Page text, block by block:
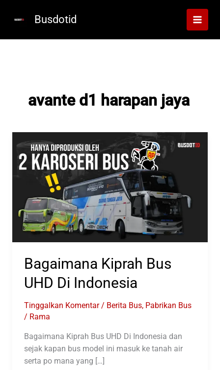
Busdotid
avante d1 harapan jaya
Bagaimana Kiprah Bus
UHD Di Indonesia
Tinggalkan Komentar / Berita Bus, Pabrikan Bus
/ Rama
Bagaimana Kiprah Bus UHD Di Indonesia dan
sejak kapan bus model ini masuk ke tanah air
serta po mana yang […]